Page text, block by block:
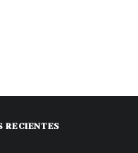
RECIENTES